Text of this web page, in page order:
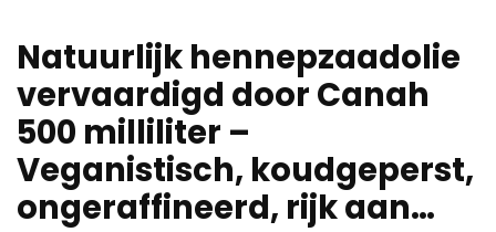
Natuurlijk hennepzaadolie
vervaardigd door Canah
500 milliliter –
Veganistisch, koudgeperst,
ongeraffineerd, rijk aan…